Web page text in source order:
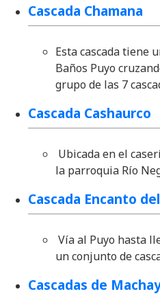
Cascada Chamana
Esta cascada tiene
Baños Puyo
grupo de las 7
Cascada Cashaurco
Ubicada en el
la parroquia Río
Cascada Encanto
Vía al Puyo hasta
un conjunto de
Cascadas de